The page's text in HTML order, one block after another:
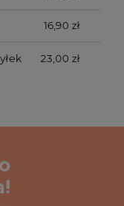
16,90 zł
23,00 zł